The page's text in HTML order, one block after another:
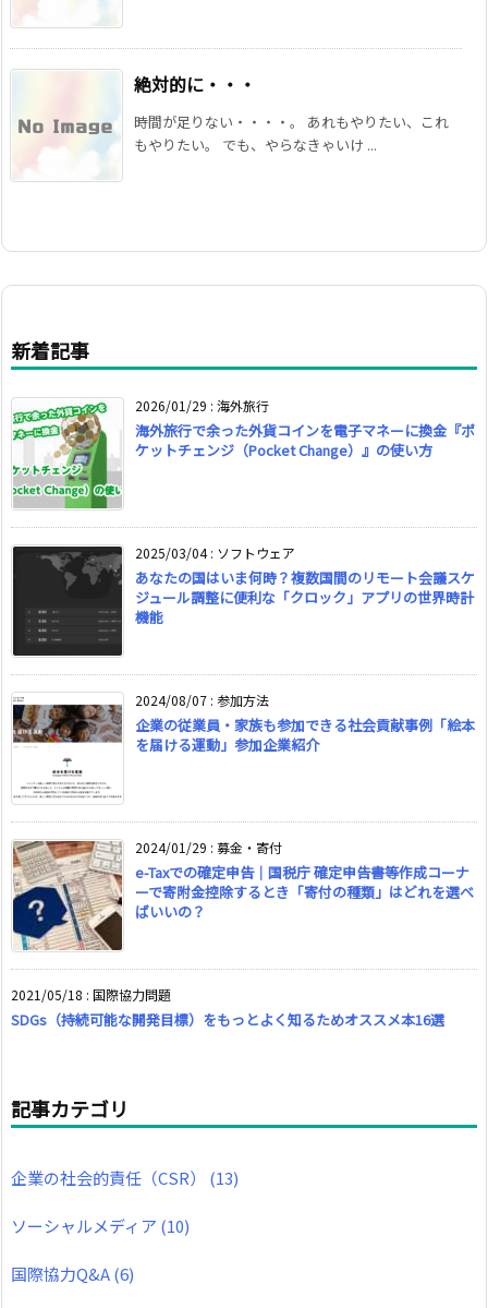
絶対的に・・・
時間が足りない・・・・。 あれもやりたい、これ
もやりたい。 でも、やらなきゃいけ ...
新着記事
2026/01/29 : 海外旅行
海外旅行で余った外貨コインを電子マネーに換金『ポ
ケットチェンジ（Pocket Change）』の使い方
2025/03/04: ソフトウェア
あなたの国はいま何時？複数国間のリモート会議スケ
ジュール調整に便利な「クロック」アプリの世界時計
機能
2024/08/07 : 参加方法
企業の従業員・家族も参加できる社会貢献事例「絵本
を届ける運動」参加企業紹介
2024/01/29 : 募金・寄付
e-Taxでの確定申告｜国税庁 確定申告書等作成コーナ
ーで寄附金控除するとき「寄付の種類」はどれを選べ
ばいいの？
2021/05/18 : 国際協力問題
SDGs（持続可能な開発目標）をもっとよく知るためオススメ本16選
記事カテゴリ
企業の社会的責任（CSR） (13)
ソーシャルメディア (10)
国際協力Q&A(6)